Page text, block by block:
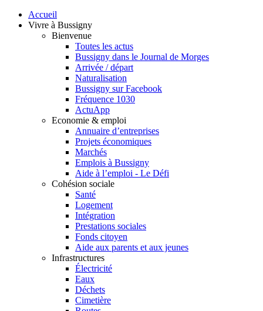
Accueil
Vivre à Bussigny
Bienvenue
Toutes les actus
Bussigny dans le Journal de Morges
Arrivée / départ
Naturalisation
Bussigny sur Facebook
Fréquence 1030
ActuApp
Economie & emploi
Annuaire d’entreprises
Projets économiques
Marchés
Emplois à Bussigny
Aide à l’emploi - Le Défi
Cohésion sociale
Santé
Logement
Intégration
Prestations sociales
Fonds citoyen
Aide aux parents et aux jeunes
Infrastructures
Électricité
Eaux
Déchets
Cimetière